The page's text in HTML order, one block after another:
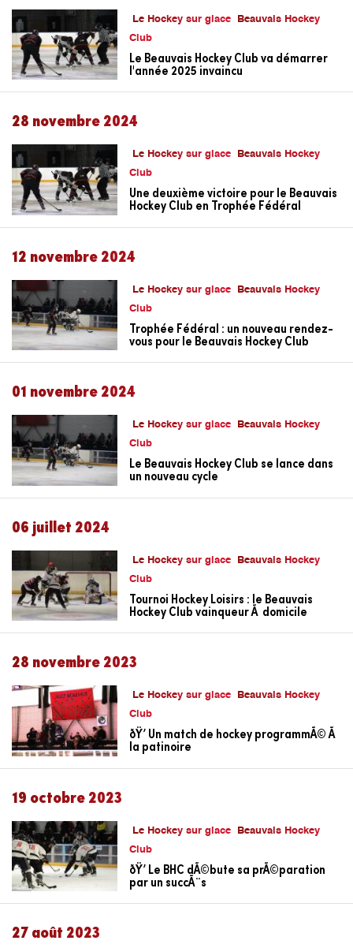
Le Hockey sur glace
Beauvais Hockey
Club
Le Beauvais Hockey Club va démarrer
l'année 2025 invaincu
28 novembre 2024
Le Hockey sur glace
Beauvais Hockey
Club
Une deuxième victoire pour le Beauvais
Hockey Club en Trophée Fédéral
12 novembre 2024
Le Hockey sur glace
Beauvais Hockey
Club
Trophée Fédéral : un nouveau rendez-
vous pour le Beauvais Hockey Club
01 novembre 2024
Le Hockey sur glace
Beauvais Hockey
Club
Le Beauvais Hockey Club se lance dans
un nouveau cycle
06 juillet 2024
Le Hockey sur glace
Beauvais Hockey
Club
Tournoi Hockey Loisirs : le Beauvais
Hockey Club vainqueur Ã domicile
28 novembre 2023
Le Hockey sur glace
Beauvais Hockey
Club
ðŸ’ Un match de hockey programmÃ© Ã
la patinoire
19 octobre 2023
Le Hockey sur glace
Beauvais Hockey
Club
ðŸ’ Le BHC dÃ©bute sa prÃ©paration
par un succÃ¨s
27 août 2023